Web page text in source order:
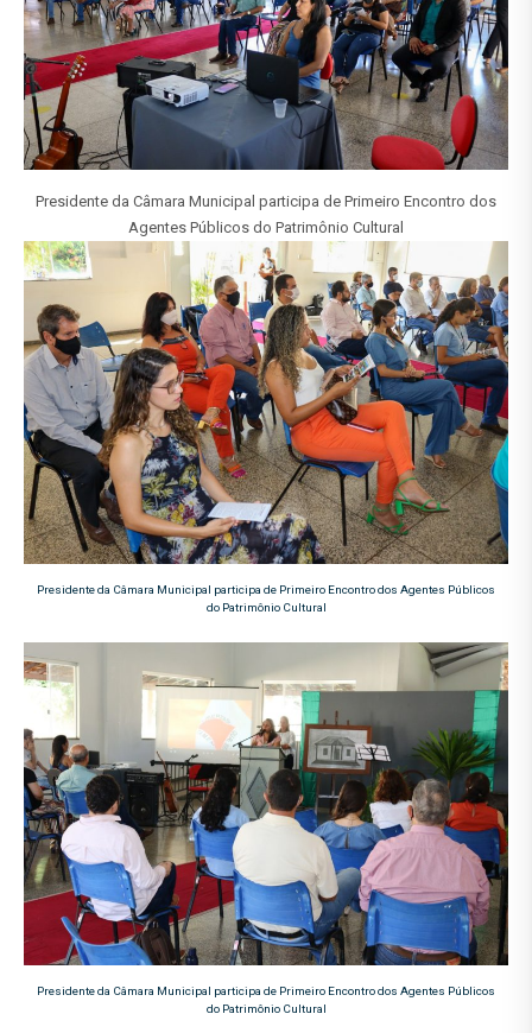
Presidente da Câmara Municipal participa de Primeiro Encontro dos
Agentes Públicos do Patrimônio Cultural
Presidente da Câmara Municipal participa de Primeiro Encontro dos Agentes Públicos
do Patrimônio Cultural
Presidente da Câmara Municipal participa de Primeiro Encontro dos Agentes Públicos
do Patrimônio Cultural